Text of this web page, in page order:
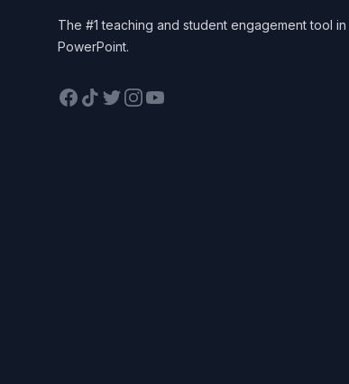
The #1 teaching and student engagement tool in
PowerPoint.
Facebook
TikTokTwitterInstagram
YouTube